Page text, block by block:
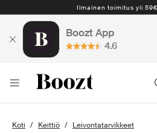
Ilmainen toimitus yli
Boozt App
4.6
Koti Keittiö Leivontatarvikkeet